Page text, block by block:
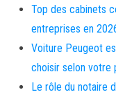
Top des cabinets
entreprises en
Voiture Peugeot
choisir selon votre
Le rôle du notaire